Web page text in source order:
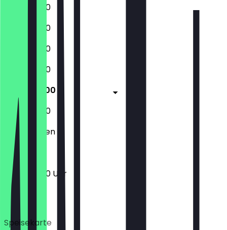
11:00 - 20:00
11:00 - 20:00
11:00 - 20:00
11:00 - 20:00
11:00 - 20:00
11:00 - 20:00
Geschlossen
11:00 - 20:00 Uhr
Deals
Speisekarte